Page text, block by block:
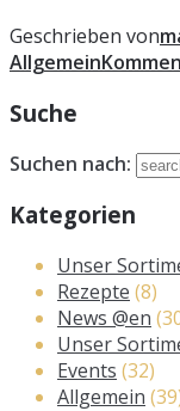
Geschrieben von
Allgemein
Suche
Suchen nach:
Kategorien
Unser
Rezepte (8)
News @en
Unser
Events (32)
Allgemein